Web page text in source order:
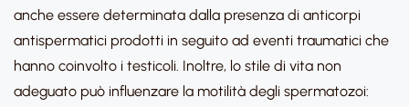
anche essere determinata dalla presenza di anticorpi
antispermatici prodotti in seguito ad eventi traumatici che
hanno coinvolto i testicoli. Inoltre, lo stile di vita non
adeguato può influenzare la motilità degli spermatozoi: